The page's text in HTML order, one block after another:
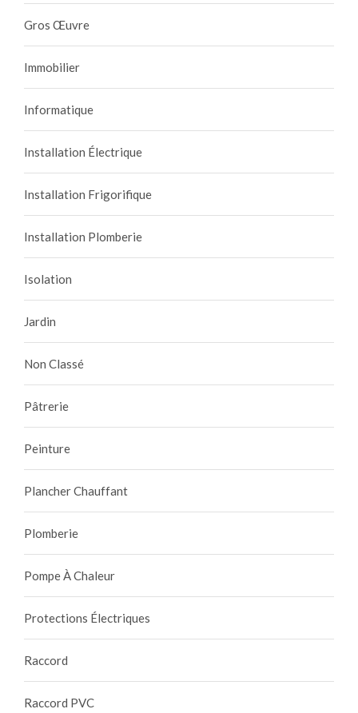
Gros Œuvre
Immobilier
Informatique
Installation Électrique
Installation Frigorifique
Installation Plomberie
Isolation
Jardin
Non Classé
Pâtrerie
Peinture
Plancher Chauffant
Plomberie
Pompe À Chaleur
Protections Électriques
Raccord
Raccord PVC